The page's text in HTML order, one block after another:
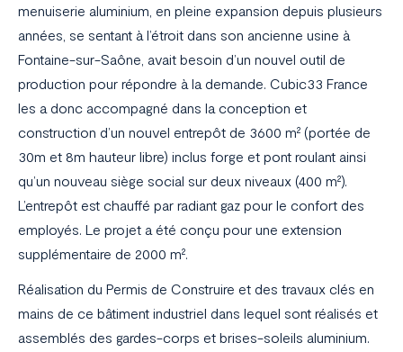
menuiserie aluminium, en pleine expansion depuis plusieurs
années, se sentant à l’étroit dans son ancienne usine à
Fontaine-sur-Saône, avait besoin d’un nouvel outil de
production pour répondre à la demande. Cubic33 France
les a donc accompagné dans la conception et
construction d’un nouvel entrepôt de 3600 m² (portée de
30m et 8m hauteur libre) inclus forge et pont roulant ainsi
qu’un nouveau siège social sur deux niveaux (400 m²).
L’entrepôt est chauffé par radiant gaz pour le confort des
employés. Le projet a été conçu pour une extension
supplémentaire de 2000 m².
Réalisation du Permis de Construire et des travaux clés en
mains de ce bâtiment industriel dans lequel sont réalisés et
assemblés des gardes-corps et brises-soleils aluminium.